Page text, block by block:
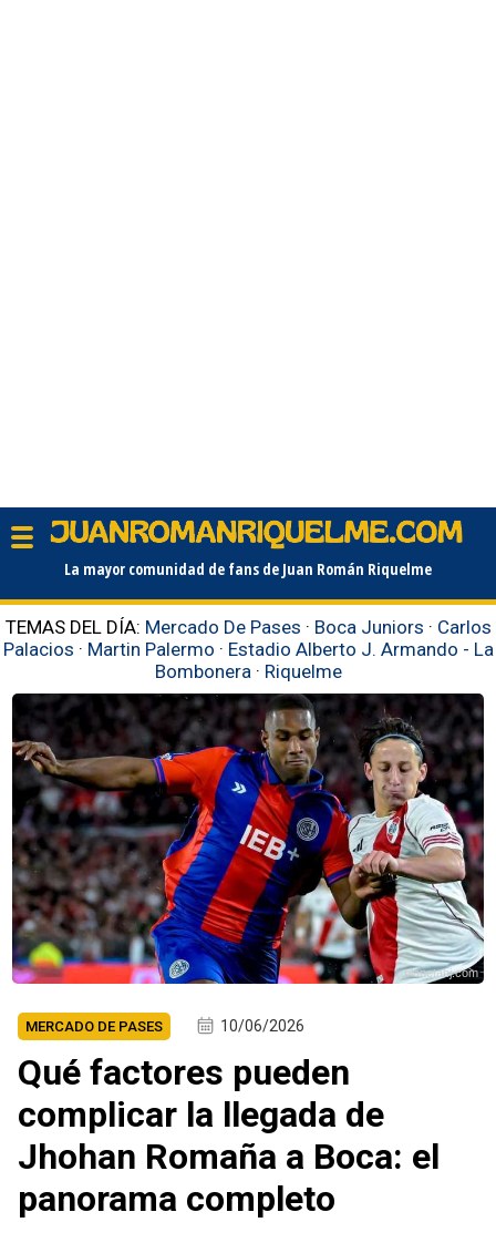
La mayor comunidad de fans de Juan Román Riquelme
TEMAS DEL DÍA: Mercado De Pases · Boca Juniors · Carlos
Palacios · Martin Palermo · Estadio Alberto J. Armando - La
Bombonera · Riquelme
planetabj.com
MERCADO DE PASES 10/06/2026
Qué factores pueden
complicar la llegada de
Jhohan Romaña a Boca: el
panorama completo